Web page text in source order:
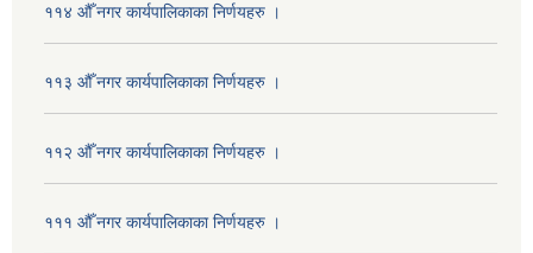
११४ औँ नगर कार्यपालिकाका निर्णयहरु ।
११३ औँ नगर कार्यपालिकाका निर्णयहरु ।
११२ औँ नगर कार्यपालिकाका निर्णयहरु ।
१११ औँ नगर कार्यपालिकाका निर्णयहरु ।